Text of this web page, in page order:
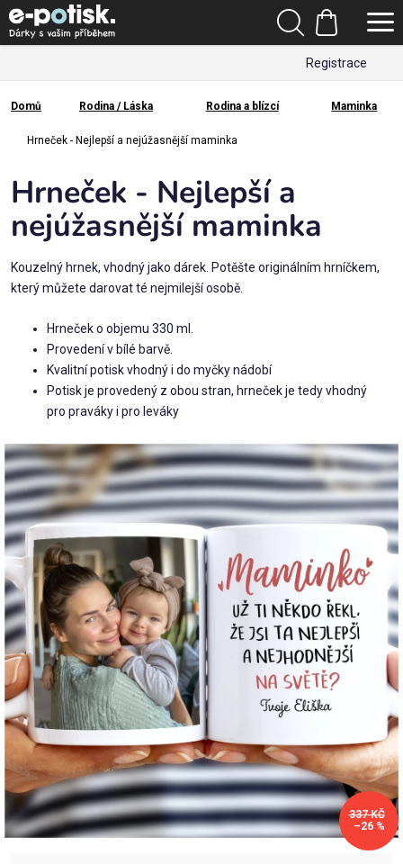
Přejít
na
obsah
Registrace
Hledat
Nákupní
košík
Kategorie
Dárek
Rodina
/
Povolání,
zájmy a
sport
Příležitosti
Domácnost
Kolekce
Oblečení
Přihlášení
Domů
Domů Rodina / Láska Rodina a blízcí Maminka
Hrneček - Nejlepší a nejúžasnější maminka
Hrneček - Nejlepší a
nejúžasnější maminka
Kouzelný hrnek, vhodný jako dárek. Potěšte originálním hrníčkem,
který můžete darovat té nejmilejší osobě.
Hrneček o objemu 330 ml.
Provedení v bílé barvě.
Kvalitní potisk vhodný i do myčky nádobí
Potisk je provedený z obou stran, hrneček je tedy vhodný
pro praváky i pro leváky
337 KČ
–26 %